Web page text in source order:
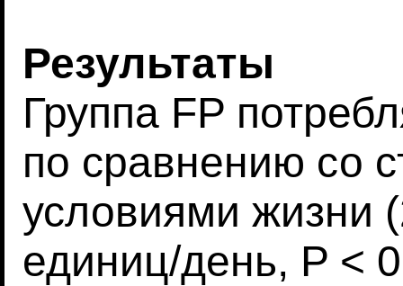
Результаты
Группа FP
по сравнению со
условиями жизни
единиц/день, P <